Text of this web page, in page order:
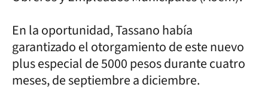
En la oportunidad, Tassano había
garantizado el otorgamiento de este nuevo
plus especial de 5000 pesos durante cuatro
meses, de septiembre a diciembre.